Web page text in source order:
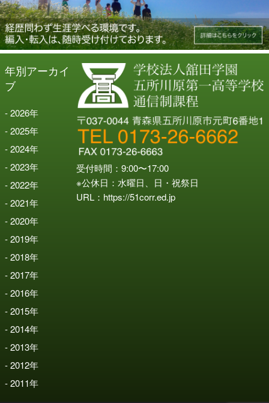
年別アーカイ
ブ
2026年
2025年
2024年
2023年
2022年
2021年
2020年
2019年
2018年
2017年
2016年
2015年
2014年
2013年
2012年
2011年
受付時間：9:00〜17:00
※公休日：水曜日、日・祝祭日
URL： https://51corr.ed.jp